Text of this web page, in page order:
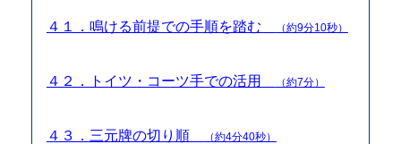
４１．鳴ける前提での手順を踏む （約9分10秒）
４２．トイツ・コーツ手での活用 （約7分）
４３．三元牌の切り順 （約4分40秒）